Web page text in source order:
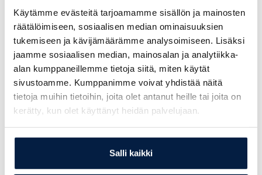
Käytämme evästeitä tarjoamamme sisällön ja mainosten
räätälöimiseen, sosiaalisen median ominaisuuksien
tukemiseen ja kävijämäärämme analysoimiseen. Lisäksi
jaamme sosiaalisen median, mainosalan ja analytiikka-
alan kumppaneillemme tietoja siitä, miten käytät
sivustoamme. Kumppanimme voivat yhdistää näitä
tietoja muihin tietoihin, joita olet antanut heille tai joita on
kerätty, kun olet käyttänyt heidän palvelujaan.
Salli kaikki
Oskari Vuorisalmi
+358 403522663
oskari.vuorisalmi@telakone.com
Miikka Läntinen
+358 405244966